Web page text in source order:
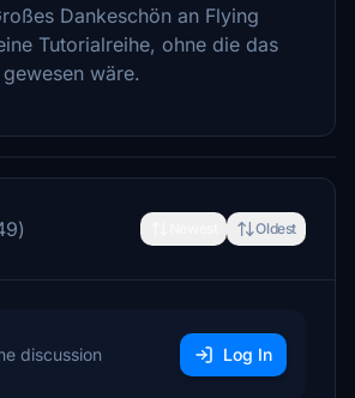
Dankeschön an Flying
Tutorialreihe, ohne die das
wäre.
Oldest
discussion Log In